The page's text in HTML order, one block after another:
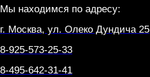
Мы находимся по адресу:
г. Москва, ул. Олеко Дундича 25
8-925-573-25-33
8-495-642-31-41